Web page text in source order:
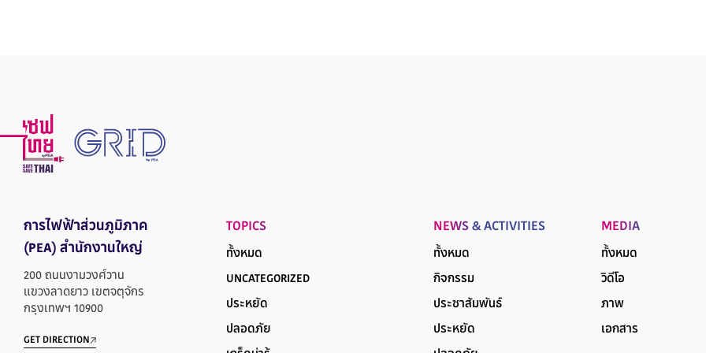
การไฟฟ้าส่วนภูมิภาค
(PEA) สำนักงานใหญ่
200 ถนนงามวงศ์วาน
แขวงลาดยาว เขตจตุจักร
กรุงเทพฯ 10900
GET DIRECTION
TOPICS
ทั้งหมด
UNCATEGORIZED
ประหยัด
ปลอดภัย
NEWS & ACTIVITIES
ทั้งหมด
กิจกรรม
ประชาสัมพันธ์
ประหยัด
MEDIA
ทั้งหมด
วิดีโอ
ภาพ
เอกสาร